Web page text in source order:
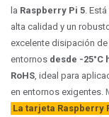
la Raspberry Pi 5.
alta calidad y un
excelente disipación
entornos desde -25°C
RoHS, ideal para
en entornos exigentes.
La tarjeta Raspberry